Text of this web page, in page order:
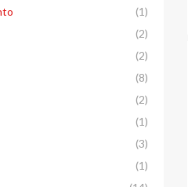
(1)
(2)
(2)
(8)
(2)
(1)
(3)
(1)